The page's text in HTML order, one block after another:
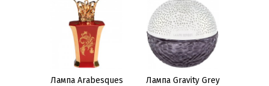
Лампа Arabesques
Лампа Gravity Grey